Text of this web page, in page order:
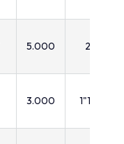
5.000 2"
3.000 1"1/2